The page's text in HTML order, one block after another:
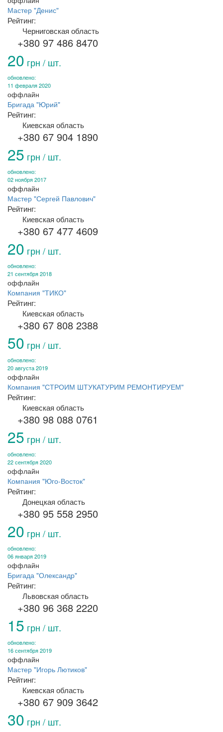
Мастер "Денис"
Рейтинг:
Черниговская область
+380 97 486 8470
20 грн / шт.
обновлено:
11 февраля 2020
оффлайн
Бригада "Юрий"
Рейтинг:
Киевская область
+380 67 904 1890
25 грн / шт.
обновлено:
02 ноября 2017
оффлайн
Мастер "Сергей Павлович"
Рейтинг:
Киевская область
+380 67 477 4609
20 грн / шт.
обновлено:
21 сентября 2018
оффлайн
Компания "ТИКО"
Рейтинг:
Киевская область
+380 67 808 2388
50 грн / шт.
обновлено:
20 августа 2019
оффлайн
Компания "СТРОИМ ШТУКАТУРИМ РЕМОНТИРУЕМ"
Рейтинг:
Киевская область
+380 98 088 0761
25 грн / шт.
обновлено:
22 сентября 2020
оффлайн
Компания "Юго-Восток"
Рейтинг:
Донецкая область
+380 95 558 2950
20 грн / шт.
обновлено:
06 января 2019
оффлайн
Бригада "Олександр"
Рейтинг:
Львовская область
+380 96 368 2220
15 грн / шт.
обновлено:
16 сентября 2019
оффлайн
Мастер "Игорь Лютиков"
Рейтинг:
Киевская область
+380 67 909 3642
30 грн / шт.